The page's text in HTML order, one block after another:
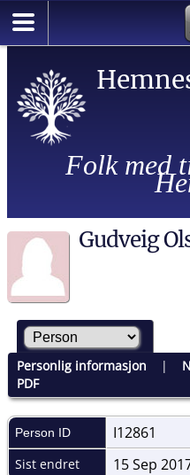
Folk med
Gudveig
Personlig informasjon |
PDF
Person ID I12861
Sist endret 15 Sep